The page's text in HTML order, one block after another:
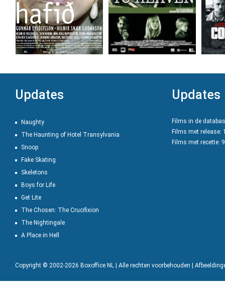
Updates
Naughty
The Haunting of Hotel Transylvania
Snoop
Fake Skating
Skeletons
Boys for Life
Get Lite
The Chosen: The Crucifixion
The Nightingale
A Place in Hell
Updates
Films in de
Films met release:
Films met recette:
Copyright © 2002-2026 Boxoffice NL | Alle rechten voorbehouden |